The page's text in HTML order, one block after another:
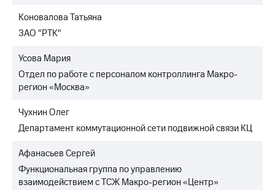
Коновалова Татьяна
ЗАО "РТК"
Усова Мария
Отдел по работе с персоналом контроллинга Макро-
регион «Москва»
Чухнин Олег
Департамент коммутационной сети подвижной связи КЦ
Афанасьев Сергей
Функциональная группа по управлению
взаимодействием с ТСЖ Макро-регион «Центр»